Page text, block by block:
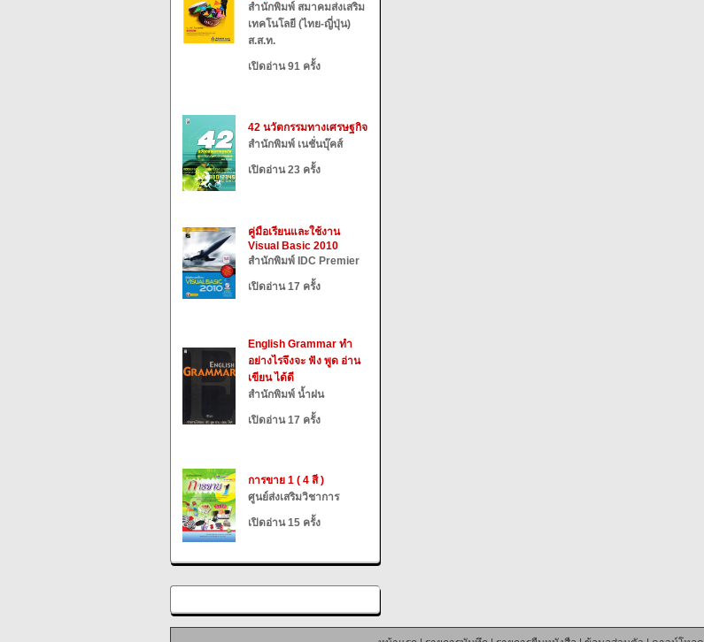
สำนักพิมพ์ สมาคมส่งเสริม
เทคโนโลยี (ไทย-ญี่ปุ่น)
ส.ส.ท.
เปิดอ่าน 91 ครั้ง
42 นวัตกรรมทางเศรษฐกิจ
สำนักพิมพ์ เนชั่นบุ๊คส์
เปิดอ่าน 23 ครั้ง
คู่มือเรียนและใช้งาน
Visual Basic 2010
สำนักพิมพ์ IDC Premier
เปิดอ่าน 17 ครั้ง
English Grammar ทำ
อย่างไรจึงจะ ฟัง พูด อ่าน
เขียน ได้ดี
สำนักพิมพ์ น้ำฝน
เปิดอ่าน 17 ครั้ง
การขาย 1 ( 4 สี )
ศูนย์ส่งเสริมวิชาการ
เปิดอ่าน 15 ครั้ง